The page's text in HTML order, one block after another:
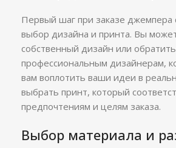
Первый шаг при заказе джемпера
выбор дизайна и принта. Вы
собственный дизайн или
профессиональным дизайнерам,
вам воплотить ваши идеи в
выбрать принт, который
предпочтениям и целям заказа.
Выбор материала и